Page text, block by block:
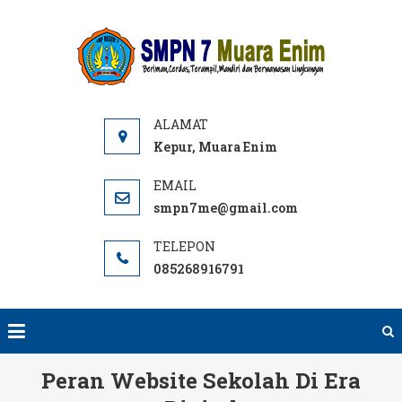
Kepur, Muara Enim
smpn7me@gmail.com
085268916791
Peran Website Sekolah Di Era